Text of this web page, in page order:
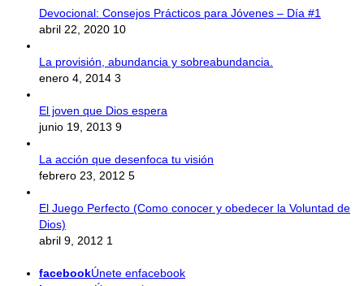
Devocional: Consejos Prácticos para Jóvenes – Día #1
abril 22, 2020 10
La provisión, abundancia y sobreabundancia.
enero 4, 2014 3
El joven que Dios espera
junio 19, 2013 9
La acción que desenfoca tu visión
febrero 23, 2012 5
El Juego Perfecto (Como conocer y obedecer la Voluntad de
Dios)
abril 9, 2012 1
facebookÚnete enfacebook